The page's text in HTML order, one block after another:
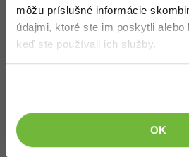
môžu príslušné informácie
údajmi, ktoré ste im poskytli
keď ste používali ich služby.
OK
Bludisko v Console App v
326x